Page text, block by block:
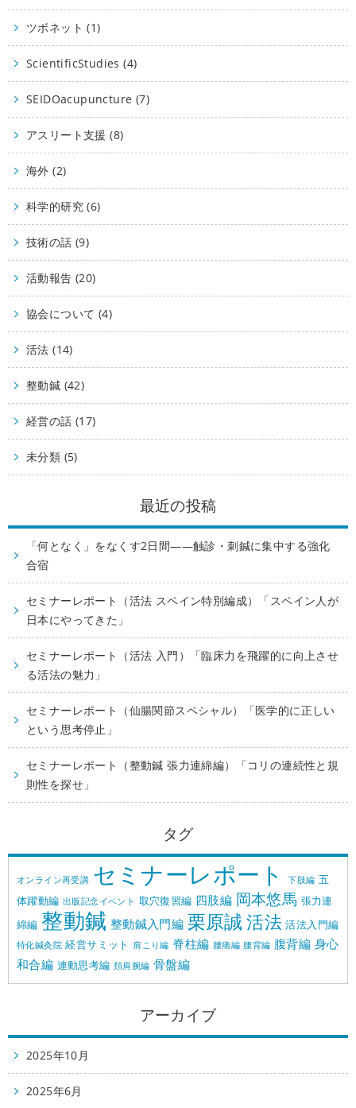
ツボネット (1)
ScientificStudies (4)
SEIDOacupuncture (7)
アスリート支援 (8)
海外 (2)
科学的研究 (6)
技術の話 (9)
活動報告 (20)
協会について (4)
活法 (14)
整動鍼 (42)
経営の話 (17)
未分類 (5)
最近の投稿
「何となく」をなくす2日間——触診・刺鍼に集中する強化
合宿
セミナーレポート（活法 スペイン特別編成）「スペイン人が
日本にやってきた」
セミナーレポート（活法 入門）「臨床力を飛躍的に向上させ
る活法の魅力」
セミナーレポート（仙腸関節スペシャル）「医学的に正しい
という思考停止」
セミナーレポート（整動鍼 張力連綿編）「コリの連続性と規
則性を探せ」
タグ
オンライン再受講 セミナーレポート 下肢編 五
体躍動編 出版記念イベント 取穴復習編 四肢編 岡本悠馬 張力連
綿編 整動鍼 整動鍼入門編 栗原誠 活法 活法入門編
特化鍼灸院 経営サミット 肩こり編 脊柱編 腰痛編 腰背編 腹背編 身心
和合編 連動思考編 頚肩腕編 骨盤編
アーカイブ
2025年10月
2025年6月